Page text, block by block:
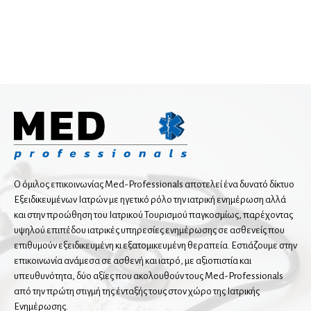
Ενδοκρινολόγοι
Διαβητολόγοι
Παιδοενδοκρινολόγοι
Ιατρικές υπηρεσίες
Ιατροί εργασίας
Ο όμιλος επικοινωνίας Med-Professionals αποτελεί ένα δυνατό δίκτυο
Εξειδικευμένων Ιατρών με ηγετικό ρόλο την ιατρική ενημέρωση αλλά
και στην προώθηση του Ιατρικού Τουρισμού παγκοσμίως, παρέχοντας
υψηλού επιπέδου ιατρικές υπηρεσίες ενημέρωσης σε ασθενείς που
επιθυμούν εξειδικευμένη κι εξατομικευμένη θεραπεία. Εστιάζουμε στην
επικοινωνία ανάμεσα σε ασθενή και ιατρό, με αξιοπιστία και
υπευθυνότητα, δύο αξίες που ακολουθούν τους Med-Professionals
από την πρώτη στιγμή της ένταξής τους στον χώρο της Ιατρικής
Ενημέρωσης.